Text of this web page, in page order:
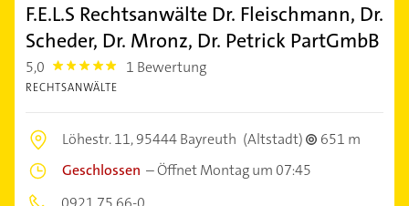
F.E.L.S Rechtsanwälte Dr. Fleischmann, Dr.
Scheder, Dr. Mronz, Dr. Petrick PartGmbB
5,0 5.0 1 Bewertung
RECHTSANWÄLTE
Löhestr. 11,95444 Bayreuth (Altstadt)
651 m
Geschlossen –Öffnet Montag um 07:45